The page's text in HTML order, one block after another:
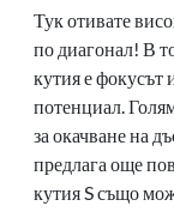
Тук отивате
по диагонал! В
кутия е фокусът
потенциал.
за окачване на
предлага още
кутия S също